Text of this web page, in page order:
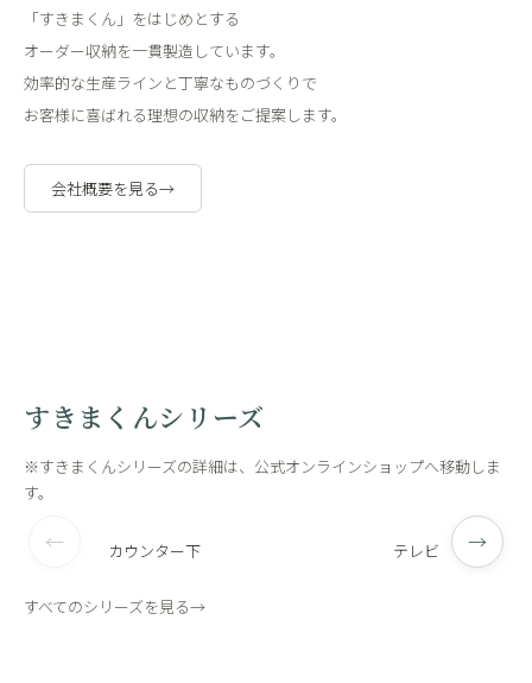
「すきまくん」をはじめとする
オーダー収納を一貫製造しています。
効率的な生産ラインと丁寧なものづくりで
お客様に喜ばれる理想の収納をご提案します。
会社概要を見る→
すきまくんシリーズ
すべてのシリーズを見る→
※すきまくんシリーズの詳細は、公式オンラインショップへ移動しま
す。
← カウンター下 テレビ →